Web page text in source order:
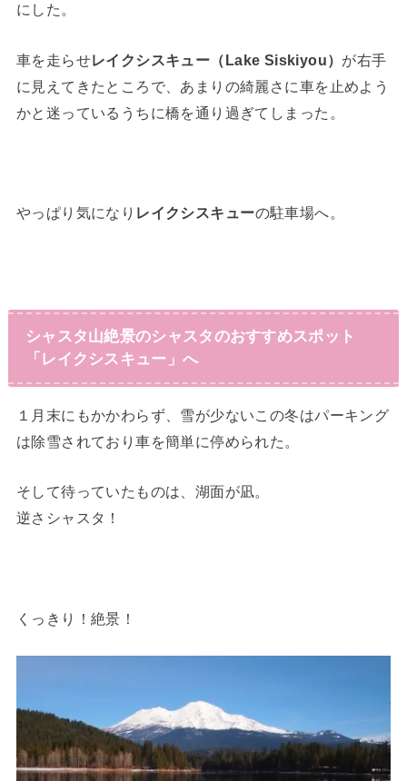
にした。
車を走らせレイクシスキュー（Lake Siskiyou） が右手
に見えてきたところで、あまりの綺麗さに車を止めよう
かと迷っているうちに橋を通り過ぎてしまった。
やっぱり気になり レイクシスキューの駐車場へ。
シャスタ山絶景のシャスタのおすすめスポット
「レイクシスキュー」へ
１月末にもかかわらず、雪が少ないこの冬はパーキング
は除雪されており車を簡単に停められた。
そして待っていたものは、湖面が凪。
逆さシャスタ！
くっきり！絶景！